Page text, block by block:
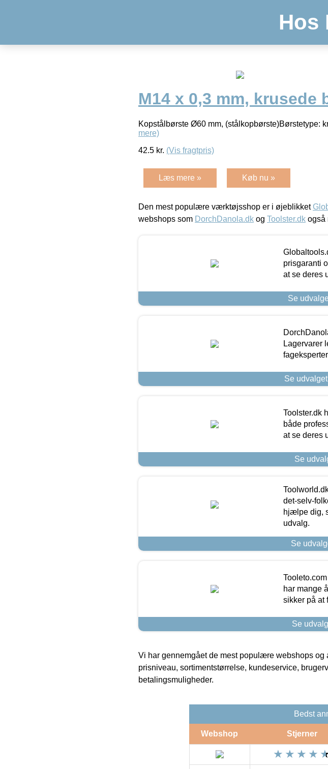
Hos
M14 x 0,3 mm, krusede
Kopstålbørste Ø60 mm, (stålkopbørste)Børstetype:
mere)
42.5 kr. (Vis fragtpris)
Læs mere » Køb nu »
Den mest populære værktøjsshop er i øjeblikket
webshops som DorchDanola.dk og Toolster.dk også
prisgaranti
at se deres
Se
Lagervarer
Se
Toolster.dk
både
at se deres
Se
det-selv-
hjælpe dig,
udvalg.
Se
har mange
sikker på at
Se
Vi har gennemgået de mest populære webshops og
prisniveau, sortimentstørrelse, kundeservice,
betalingsmuligheder.
Bedst
Webshop Stjerner